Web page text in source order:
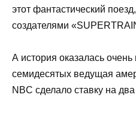
этот фантастический
создателями
А история оказалась
семидесятых ведущая
NBC сделало ставку на